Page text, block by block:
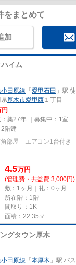
をまとめて
加
イム
田原線 「愛甲石田 」駅
厚木市愛甲西 １丁目
円
築27年 ｜募集中： 1室
階建
部屋 エアコン1台付
4.5万円
(管理費・共益費 3,000円)
敷：1ヶ月｜礼：0ヶ月
所在階：1階
間取り：1K
面積：22.35㎡
グタウン厚木
田原線 「本厚木 」駅 バ